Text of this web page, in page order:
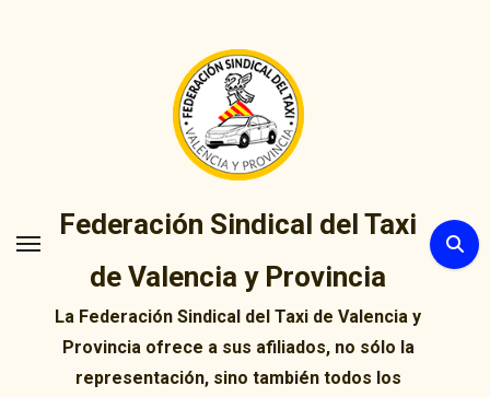
Federación Sindical del Taxi
de Valencia y Provincia
La Federación Sindical del Taxi de Valencia y
Provincia ofrece a sus afiliados, no sólo la
representación, sino también todos los